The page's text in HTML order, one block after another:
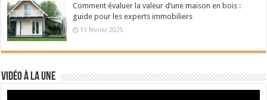
Comment évaluer la valeur d’une maison en bois :
guide pour les experts immobiliers
11 février 2025
Vidéo à la Une